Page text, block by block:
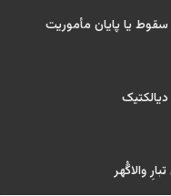
یا پایان مأموریت
والاگُهر